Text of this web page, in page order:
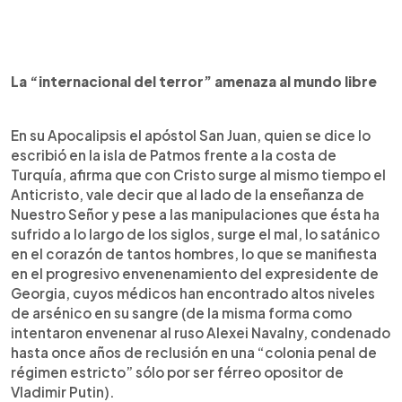
La “internacional del terror” amenaza al mundo libre
En su Apocalipsis el apóstol San Juan, quien se dice lo
escribió en la isla de Patmos frente a la costa de
Turquía, afirma que con Cristo surge al mismo tiempo el
Anticristo, vale decir que al lado de la enseñanza de
Nuestro Señor y pese a las manipulaciones que ésta ha
sufrido a lo largo de los siglos, surge el mal, lo satánico
en el corazón de tantos hombres, lo que se manifiesta
en el progresivo envenenamiento del expresidente de
Georgia, cuyos médicos han encontrado altos niveles
de arsénico en su sangre (de la misma forma como
intentaron envenenar al ruso Alexei Navalny, condenado
hasta once años de reclusión en una “colonia penal de
régimen estricto” sólo por ser férreo opositor de
Vladimir Putin).